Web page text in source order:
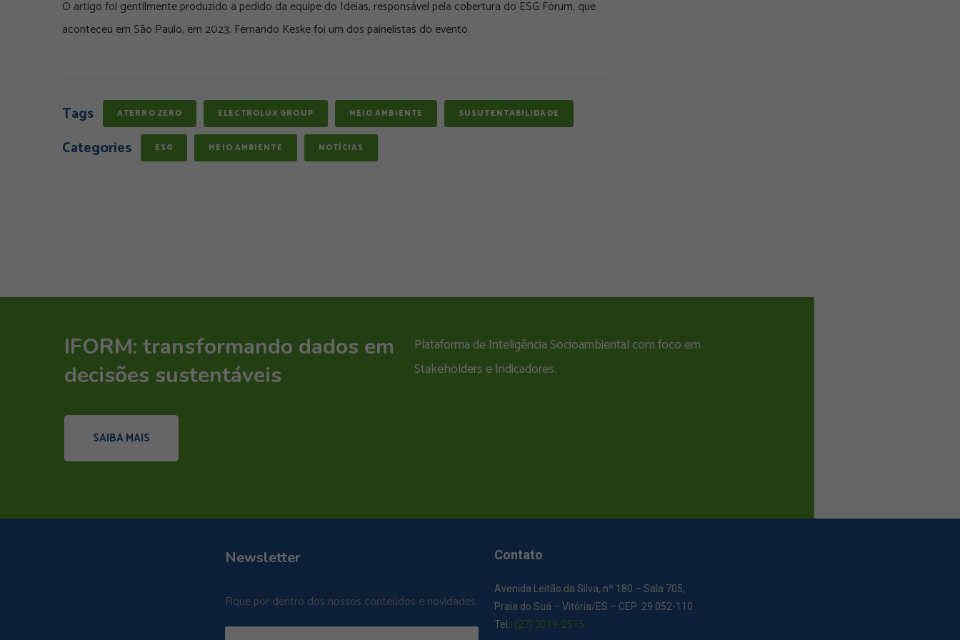
O artigo foi gentilmente produzido a pedido da equipe do Ideias, responsável pela cobertura do ESG Fórum, que
aconteceu em São Paulo, em 2023. Fernando Keske foi um dos painelistas do evento.
Tags ATERRO ZERO ELECTROLUX GROUP MEIO AMBIENTE SUSUTENTABILIDADE
Categories ESG MEIO AMBIENTE NOTÍCIAS
IFORM: transformando dados em
decisões sustentáveis
Plataforma de Inteligência Socioambiental com foco em
Stakeholders e Indicadores.
SAIBA MAIS
Newsletter
Fique por dentro dos nossos conteúdos e novidades.
Contato
Avenida Leitão da Silva, nº 180 – Sala 705,
Praia do Suá – Vitória/ES – CEP: 29.052-110
Tel.: (27) 3019-2515